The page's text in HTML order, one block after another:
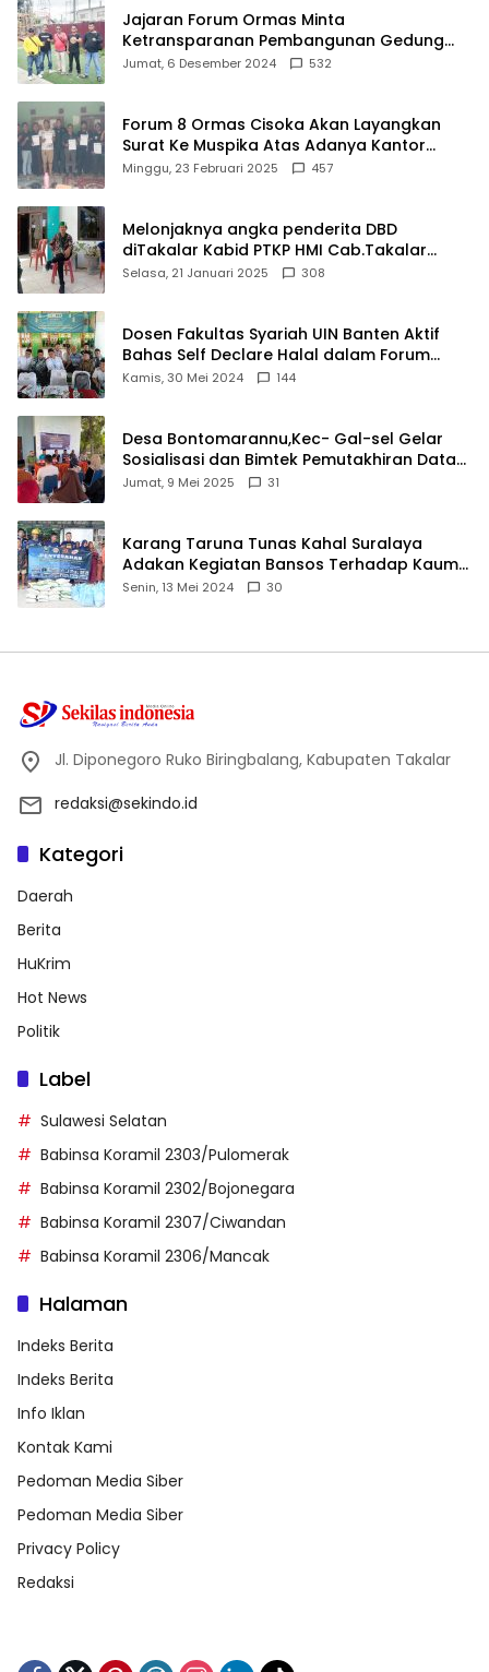
Jajaran Forum Ormas Minta
Ketransparanan Pembangunan Gedung
Damkar Di Kecamatan Cisoka
Jumat, 6 Desember 2024 532
Forum 8 Ormas Cisoka Akan Layangkan
Surat Ke Muspika Atas Adanya Kantor
Matel di Cisoka
Minggu, 23 Februari 2025 457
Melonjaknya angka penderita DBD
diTakalar Kabid PTKP HMI Cab.Takalar
angkat bicara
Selasa, 21 Januari 2025 308
Dosen Fakultas Syariah UIN Banten Aktif
Bahas Self Declare Halal dalam Forum
Ijtima Ulama MUI
Kamis, 30 Mei 2024 144
Desa Bontomarannu,Kec- Gal-sel Gelar
Sosialisasi dan Bimtek Pemutakhiran Data
ID
Jumat, 9 Mei 2025 31
Karang Taruna Tunas Kahal Suralaya
Adakan Kegiatan Bansos Terhadap Kaum
Dhuafa dan Anak Yatim-Piatu
Senin, 13 Mei 2024 30
Jl. Diponegoro Ruko Biringbalang, Kabupaten Takalar
redaksi@sekindo.id
Kategori
Daerah
Berita
HuKrim
Hot News
Politik
Label
Sulawesi Selatan
Babinsa Koramil 2303/Pulomerak
Babinsa Koramil 2302/Bojonegara
Babinsa Koramil 2307/Ciwandan
Babinsa Koramil 2306/Mancak
Halaman
Indeks Berita
Indeks Berita
Info Iklan
Kontak Kami
Pedoman Media Siber
Pedoman Media Siber
Privacy Policy
Redaksi